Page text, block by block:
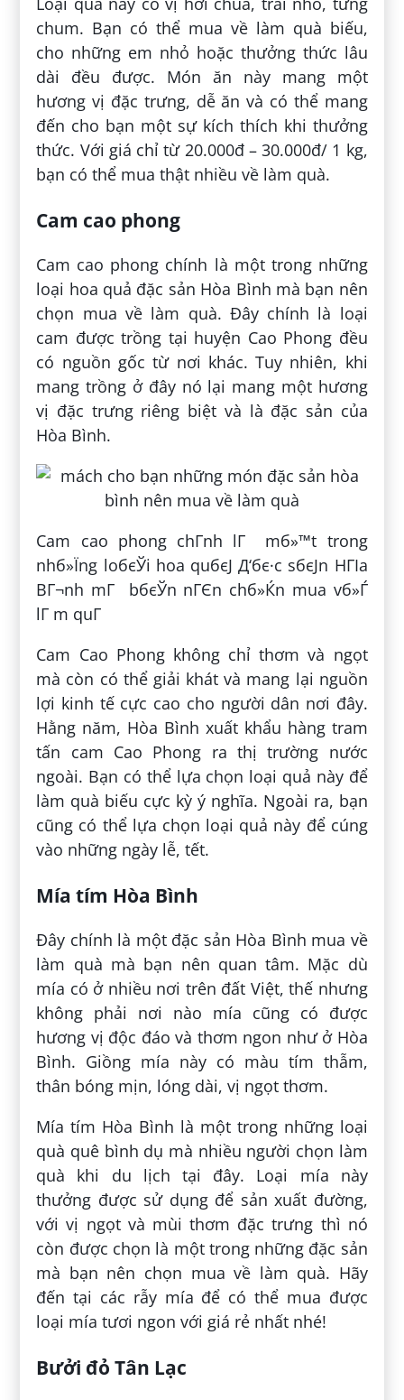
chum. Bạn có thể mua về làm quà biếu,
cho những em nhỏ hoặc thưởng thức lâu
dài đều được. Món ăn này mang một
hương vị đặc trưng, dễ ăn và có thể mang
đến cho bạn một sự kích thích khi thưởng
thức. Với giá chỉ từ 20.000đ – 30.000đ/ 1 kg,
bạn có thể mua thật nhiều về làm quà.
Cam cao phong
Cam cao phong chính là một trong những
loại hoa quả đặc sản Hòa Bình mà bạn nên
chọn mua về làm quà. Đây chính là loại
cam được trồng tại huyện Cao Phong đều
có nguồn gốc từ nơi khác. Tuy nhiên, khi
mang trồng ở đây nó lại mang một hương
vị đặc trưng riêng biệt và là đặc sản của
Hòa Bình.
Cam cao phong chГ­nh lГ mб»™t trong
nhб»Їng loбєЎi hoa quбєЈ Д‘бє·c sбєЈn HГІa
BГ¬nh mГ bбєЎn nГЄn chб»Ќn mua vб»Ѓ
lГ m quГ
Cam Cao Phong không chỉ thơm và ngọt
mà còn có thể giải khát và mang lại nguồn
lợi kinh tế cực cao cho người dân nơi đây.
Hằng năm, Hòa Bình xuất khẩu hàng tram
tấn cam Cao Phong ra thị trường nước
ngoài. Bạn có thể lựa chọn loại quả này để
làm quà biếu cực kỳ ý nghĩa. Ngoài ra, bạn
cũng có thể lựa chọn loại quả này để cúng
vào những ngày lễ, tết.
Mía tím Hòa Bình
Đây chính là một đặc sản Hòa Bình mua về
làm quà mà bạn nên quan tâm. Mặc dù
mía có ở nhiều nơi trên đất Việt, thế nhưng
không phải nơi nào mía cũng có được
hương vị độc đáo và thơm ngon như ở Hòa
Bình. Giồng mía này có màu tím thẫm,
thân bóng mịn, lóng dài, vị ngọt thơm.
Mía tím Hòa Bình là một trong những loại
quà quê bình dụ mà nhiều người chọn làm
quà khi du lịch tại đây. Loại mía này
thưởng được sử dụng để sản xuất đường,
với vị ngọt và mùi thơm đặc trưng thì nó
còn được chọn là một trong những đặc sản
mà bạn nên chọn mua về làm quà. Hãy
đến tại các rẫy mía để có thể mua được
loại mía tươi ngon với giá rẻ nhất nhé!
Bưởi đỏ Tân Lạc